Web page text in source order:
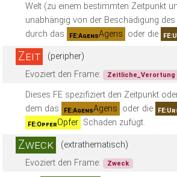
Welt (zu einem bestimmten Zeitpunkt
unabhängig von der Beschädigung des
durch das
FE:AgensAgens oder die
Zeit
(peripher)
Evoziert den Frame:
Zeitliche_Verortung
Dieses FE spezifiziert den Zeitpunkt
dem das
FE:AgensAgens oder die
FE:OpferOpfer Schaden zufügt.
Zweck
(extrathematisch)
Evoziert den Frame:
Zweck